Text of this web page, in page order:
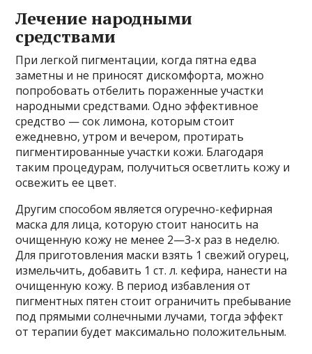
Лечение народными
средствами
При легкой пигментации, когда пятна едва
заметны и не приносят дискомфорта, можно
попробовать отбелить пораженные участки
народными средствами. Одно эффективное
средство — сок лимона, которым стоит
ежедневно, утром и вечером, протирать
пигментированные участки кожи. Благодаря
таким процедурам, получиться осветлить кожу и
освежить ее цвет.
Другим способом является огуречно-кефирная
маска для лица, которую стоит наносить на
очищенную кожу не менее 2—3-х раз в неделю.
Для приготовления маски взять 1 свежий огурец,
измельчить, добавить 1 ст. л. кефира, нанести на
очищенную кожу. В период избавления от
пигментных пятен стоит ограничить пребывание
под прямыми солнечными лучами, тогда эффект
от терапии будет максимально положительным.